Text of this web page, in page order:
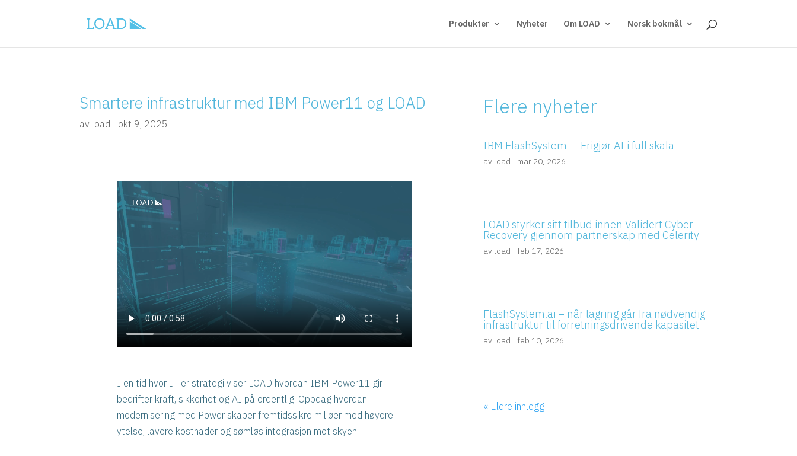
Produkter Nyheter Om LOAD Norsk bokmål
Smartere infrastruktur med IBM Power11 og LOAD
av load | okt 9, 2025
I en tid hvor IT er strategi viser LOAD hvordan IBM Power11 gir
bedrifter kraft, sikkerhet og AI på ordentlig. Oppdag hvordan
modernisering med Power skaper fremtidssikre miljøer med høyere
ytelse, lavere kostnader og sømløs integrasjon mot skyen.
Flere nyheter
IBM FlashSystem — Frigjør AI i full skala
av load | mar 20, 2026
LOAD styrker sitt tilbud innen Validert Cyber
Recovery gjennom partnerskap med Celerity
av load | feb 17, 2026
FlashSystem.ai – når lagring går fra nødvendig
infrastruktur til forretningsdrivende kapasitet
av load | feb 10, 2026
« Eldre innlegg